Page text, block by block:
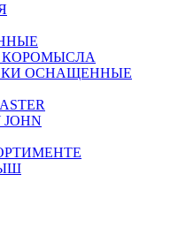
КОРОМЫСЛА
ОСНАЩЕННЫЕ